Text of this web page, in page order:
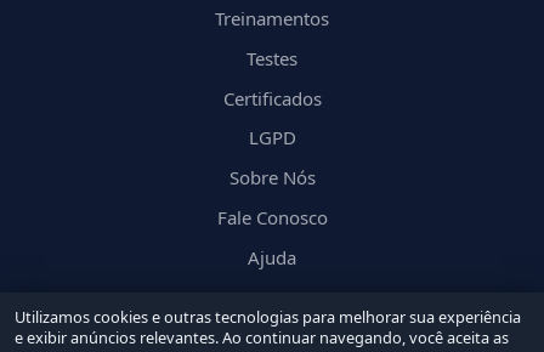
Treinamentos
Testes
Certificados
LGPD
Sobre Nós
Fale Conosco
Ajuda
Utilizamos cookies e outras tecnologias para melhorar sua experiência
e exibir anúncios relevantes. Ao continuar navegando, você aceita as